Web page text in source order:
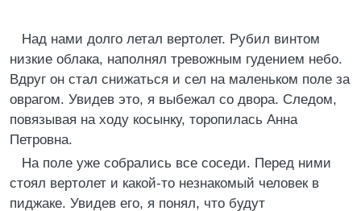
Над нами долго летал вертолет. Рубил винтом
низкие облака, наполнял тревожным гудением небо.
Вдруг он стал снижаться и сел на маленьком поле за
оврагом. Увидев это, я выбежал со двора. Следом,
повязывая на ходу косынку, торопилась Анна
Петровна.
На поле уже собрались все соседи. Перед ними
стоял вертолет и какой-то незнакомый человек в
пиджаке. Увидев его, я понял, что будут